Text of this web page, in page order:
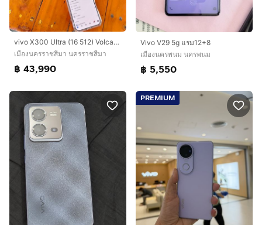
vivo X300 Ultra (16 512) Volcano Black (5G
เมืองนครราชสีมา นครราชสีมา
฿ 43,990
Vivo V29 5g แรม12+8
เมืองนครพนม นครพนม
฿ 5,550
PREMIUM